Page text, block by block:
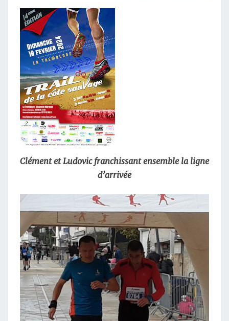
Clément et Ludovic franchissant ensemble la ligne
d’arrivée